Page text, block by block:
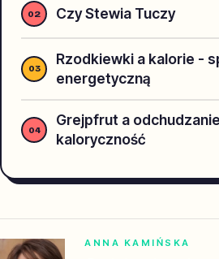
Czy Stewia Tuczy
Rzodkiewki a kalorie -
energetyczną
Grejpfrut a
kaloryczność
ANNA KAMIŃSKA